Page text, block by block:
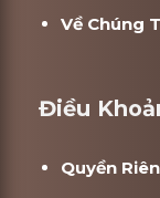
Về Chúng
Điều
Quyền